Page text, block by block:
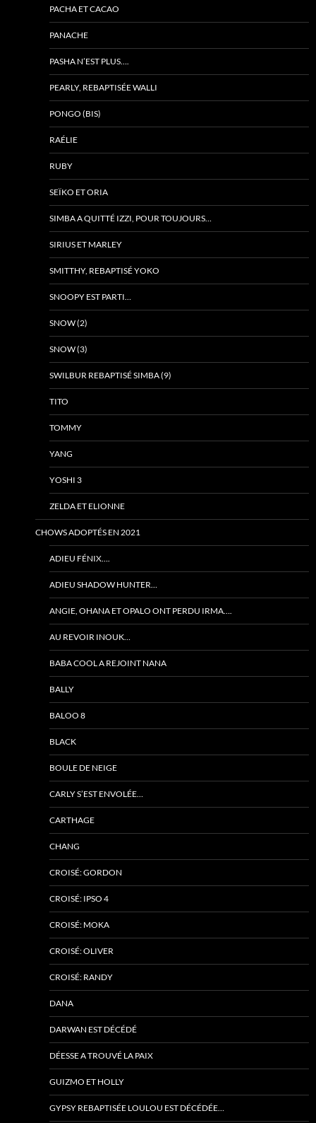
PACHA ET CACAO
PANACHE
PASHA N’EST PLUS….
PEARLY, REBAPTISÉE WALLI
PONGO (BIS)
RAÉLIE
RUBY
SEÏKO ET ORIA
SIMBA A QUITTÉ IZZI, POUR TOUJOURS…
SIRIUS ET MARLEY
SMITTHY, REBAPTISÉ YOKO
SNOOPY EST PARTI…
SNOW (2)
SNOW (3)
SWILBUR REBAPTISÉ SIMBA (9)
TITO
TOMMY
YANG
YOSHI 3
ZELDA ET ELIONNE
CHOWS ADOPTÉS EN 2021
ADIEU FÉNIX….
ADIEU SHADOW HUNTER…
ANGIE, OHANA ET OPALO ONT PERDU IRMA….
AU REVOIR INOUK…
BABA COOL A REJOINT NANA
BALLY
BALOO 8
BLACK
BOULE DE NEIGE
CARLY S’EST ENVOLÉE…
CARTHAGE
CHANG
CROISÉ: GORDON
CROISÉ: IPSO 4
CROISÉ: MOKA
CROISÉ: OLIVER
CROISÉ: RANDY
DANA
DARWAN EST DÉCÉDÉ
DÉESSE A TROUVÉ LA PAIX
GUIZMO ET HOLLY
GYPSY REBAPTISÉE LOULOU EST DÉCÉDÉE…